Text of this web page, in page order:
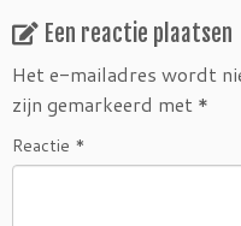
Een reactie plaatsen
Het e-mailadres wordt
zijn gemarkeerd met *
Reactie *